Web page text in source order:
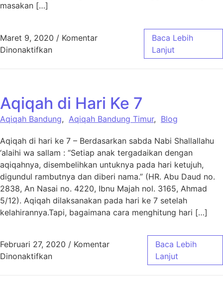
masakan […]
Maret 9, 2020 / Komentar
Dinonaktifkanpada aqiqahmadenah
Baca Lebih
Lanjut
Aqiqah di Hari Ke 7
Aqiqah Bandung, Aqiqah Bandung Timur, Blog
Aqiqah di hari ke 7 – Berdasarkan sabda Nabi Shallallahu
‘alaihi wa sallam : “Setiap anak tergadaikan dengan
aqiqahnya, disembelihkan untuknya pada hari ketujuh,
digundul rambutnya dan diberi nama.” (HR. Abu Daud no.
2838, An Nasai no. 4220, Ibnu Majah nol. 3165, Ahmad
5/12). Aqiqah dilaksanakan pada hari ke 7 setelah
kelahirannya.Tapi, bagaimana cara menghitung hari […]
Februari 27, 2020 / Komentar
Dinonaktifkanpada Aqiqah di Hari Ke 7
Baca Lebih
Lanjut